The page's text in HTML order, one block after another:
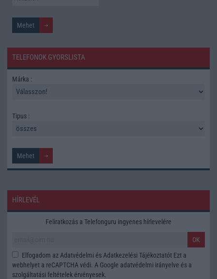
TELEFONOK GYORSLISTA
Márka :
Tipus :
HÍRLEVÉL
Feliratkozás a Telefonguru ingyenes hírlevelére
OK
Elfogadom az Adatvédelmi és Adatkezelési Tájékoztatót Ezt a
webhelyet a reCAPTCHA védi. A Google adatvédelmi irányelve és a
szolgáltatási feltételek érvényesek.